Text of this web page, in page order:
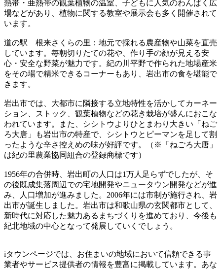
熱帯・亜熱帯の観葉植物の温室、子どもに人気のわんぱく広
場などがあり、植物に関する教室や展示会も多く開催されて
います。
道の駅 根来さくらの里：地元で採れる農産物や山菜を直売
しています。毎朝切りたての花や、作り手の顔が見える安
心・安全な野菜が魅力です。紀の川平野で作られた地場産米
をその場で精米できるコーナーもあり、岩出市の食を堪能で
きます。
岩出市では、大都市に隣接する立地特性を活かしてカーネー
ション、ストック、観葉植物などの花き栽培が盛んにおこな
われています。また、シシトウよりひとまわり大きい「ねご
ろ大唐」も岩出市の特産で、シシトウとピーマンを足して割
ったような辛さ控えめの味が好評です。（※「ねごろ大唐」
は紀の里農業協同組合の登録商標です）
1956年の合併時、岩出町の人口は1万人足らずでしたが、そ
の後既成集落周辺での宅地開発やニュータウン開発などが進
み、人口増加が進みました。2006年には市制が施行され、岩
出市が誕生しました。岩出市は和歌山県の玄関都市として、
新時代に対応した魅力あるまちづくりを進めており、今後も
紀北地域の中心となって発展していくでしょう。
iタウンページでは、お住まいの地域において信頼できる事
業者やサービス提供者の情報を豊富に掲載しています。あな